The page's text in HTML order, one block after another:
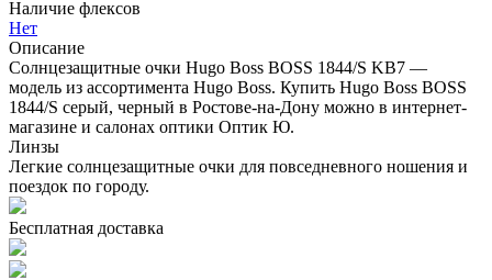
Наличие флексов
Нет
Описание
Солнцезащитные очки Hugo Boss BOSS 1844/S KB7 —
модель из ассортимента Hugo Boss. Купить Hugo Boss BOSS
1844/S серый, черный в Ростове-на-Дону можно в интернет-
магазине и салонах оптики Оптик Ю.
Линзы
Легкие солнцезащитные очки для повседневного ношения и
поездок по городу.
Бесплатная доставка